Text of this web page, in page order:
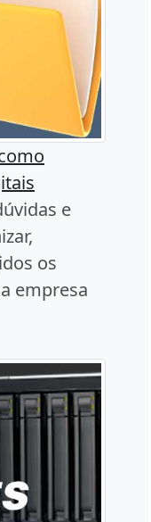
e
os
empresa